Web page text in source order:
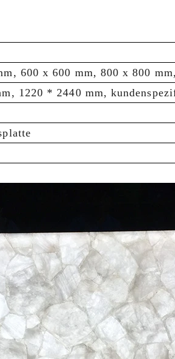
600 x 600 mm, 800 x 800
1220 * 2440 mm,